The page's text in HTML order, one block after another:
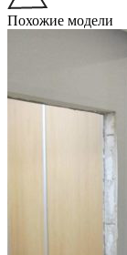
Похожие модели